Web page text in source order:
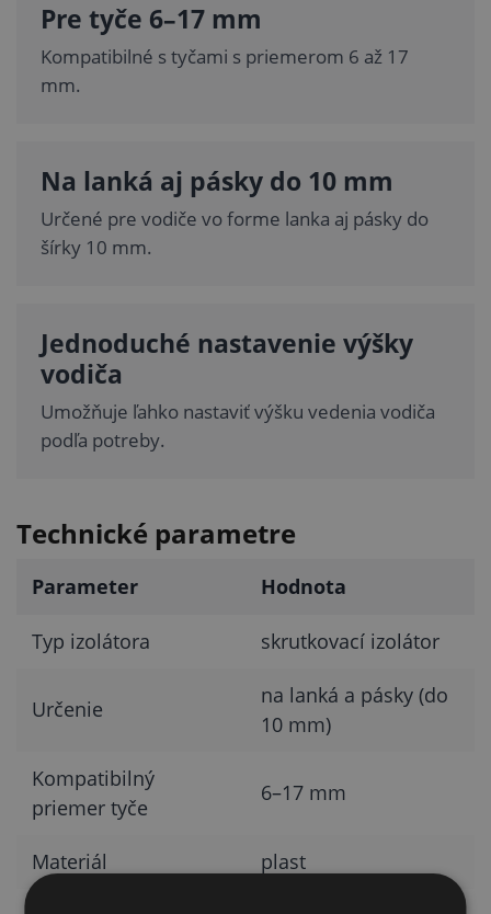
Pre tyče 6–17 mm
Kompatibilné s tyčami s priemerom 6 až 17
mm.
Na lanká aj pásky do 10 mm
Určené pre vodiče vo forme lanka aj pásky do
šírky 10 mm.
Jednoduché nastavenie výšky
vodiča
Umožňuje ľahko nastaviť výšku vedenia vodiča
podľa potreby.
Technické parametre
Parameter Hodnota
Typ izolátora skrutkovací izolátor
Určenie
na lanká a pásky (do
10 mm)
Kompatibilný
priemer tyče
6–17 mm
Materiál plast